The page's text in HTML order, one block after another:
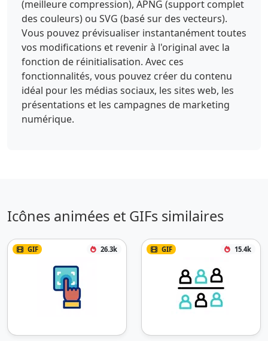
(meilleure compression), APNG (support complet
des couleurs) ou SVG (basé sur des vecteurs).
Vous pouvez prévisualiser instantanément toutes
vos modifications et revenir à l'original avec la
fonction de réinitialisation. Avec ces
fonctionnalités, vous pouvez créer du contenu
idéal pour les médias sociaux, les sites web, les
présentations et les campagnes de marketing
numérique.
Icônes animées et GIFs similaires
GIF 26.3k GIF 15.4k